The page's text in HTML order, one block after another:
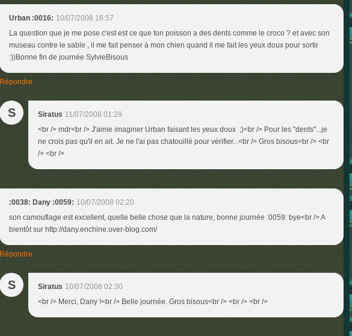
Urban :0016: 10/07/2008 16:57
La question que je me pose c'est est ce que ton poisson a des dents comme le croco ? et avec son
museau contre le sable , il me fait penser à mon chien quand il me fait les yeux doux pour sortir
:))Bonne fin de journée SylvieBisous
Répondre
S Siratus 11/07/2008 01:29
<br /> mdr<br /> J'aime imaginer Urban faisant les yeux doux ;)<br /> Pour les "dents"...je
ne crois pas qu'il en ait. Je ne l'ai pas chatouillé pour vérifier...<br /> Gros bisous<br /> <br
/> <br />
:0038: Dany :0059: 10/07/2008 02:20
son camouflage est excellent, quelle belle chose que la nature, bonne journée :0059: bye<br /> A
bientôt sur http://dany.enchine.over-blog.com/
Répondre
S Siratus 10/07/2008 02:30
<br /> Merci, Dany !<br /> Belle journée. Gros bisous<br /> <br /> <br />